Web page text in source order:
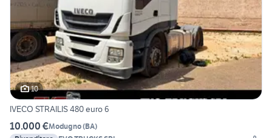
10
IVECO STRAILIS 480 euro 6
10.000 €Modugno(BA)